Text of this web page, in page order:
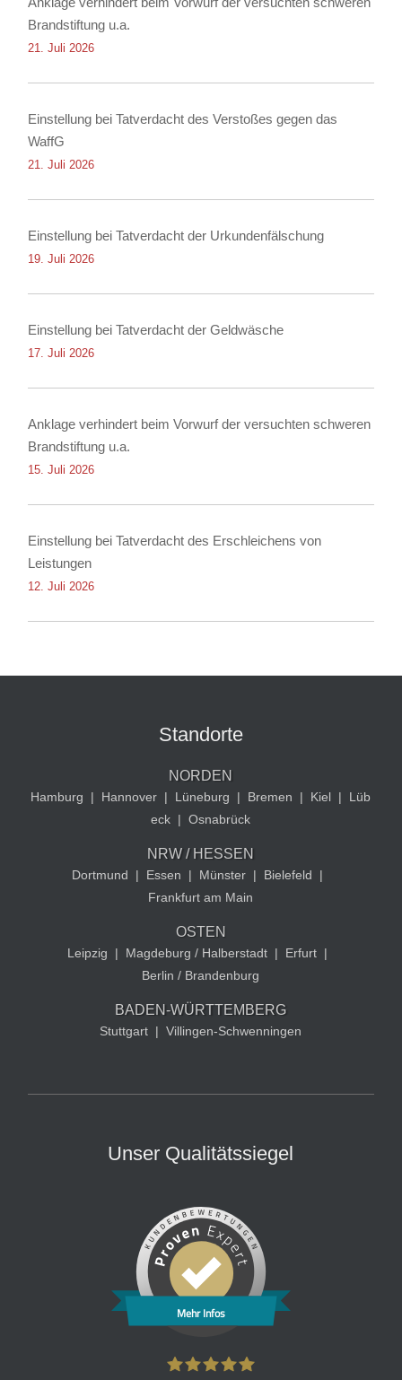
Brandstiftung u.a.
21. Juli 2026
Einstellung bei Tatverdacht des Verstoßes gegen das
WaffG
21. Juli 2026
Einstellung bei Tatverdacht der Urkundenfälschung
19. Juli 2026
Einstellung bei Tatverdacht der Geldwäsche
17. Juli 2026
Anklage verhindert beim Vorwurf der versuchten schweren
Brandstiftung u.a.
15. Juli 2026
Einstellung bei Tatverdacht des Erschleichens von
Leistungen
12. Juli 2026
Standorte
NORDEN
Hamburg | Hannover | Lüneburg | Bremen | Kiel |
Lüb
eck | Osnabrück
NRW / HESSEN
Dortmund | Essen | Münster | Bielefeld
|
Frankfurt am Main
OSTEN
Leipzig | Magdeburg / Halberstadt | Erfurt |
Berlin / Brandenburg
BADEN-WÜRTTEMBERG
Stuttgart | Villingen-Schwenningen
Unser Qualitätssiegel
Mehr Infos